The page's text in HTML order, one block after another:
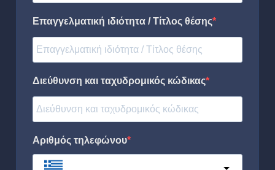
Επαγγελματική ιδιότητα / Τίτλος θέσης
Διεύθυνση και ταχυδρομικός κώδικας
Αριθμός τηλεφώνου